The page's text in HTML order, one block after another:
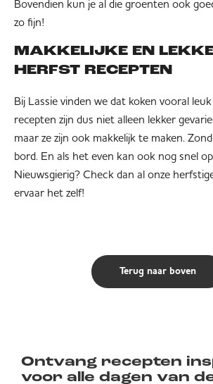
Bovendien kun je al die groenten ook
zo fijn!
MAKKELIJKE EN
HERFST RECEPTEN
Bij Lassie vinden we dat koken vooral
recepten zijn dus niet alleen lekker
maar ze zijn ook makkelijk te maken.
bord. En als het even kan ook nog snel
Nieuwsgierig? Check dan al onze
ervaar het zelf!
Terug naar boven
Ontvang recepten
voor alle dagen van